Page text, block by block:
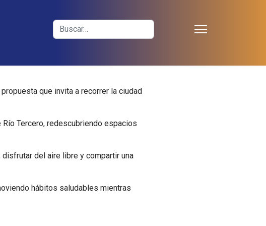
Buscar
que invita a recorrer la ciudad
Tercero, redescubriendo espacios
del aire libre y compartir una
hábitos saludables mientras